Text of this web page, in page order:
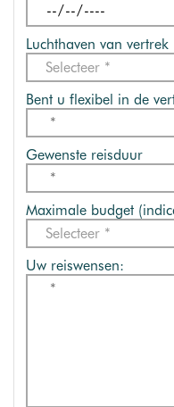
Luchthaven van vertrek
Selecteer *
Bent u flexibel in de
Gewenste reisduur
Maximale budget
Selecteer *
Uw reiswensen: